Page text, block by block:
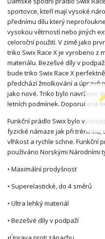
sportovce, kteří mají vysoké
přednímu dílu který
vysokou větrností nebo jiných
celoroční použití. V zimě jako
triko Swix Race X je vyrobeno z
materiálu. Bezešvé díly v
bude triko Swix Race X
předchází žmolkování a úpravě
jako nové. Triko bylo navrženo
letních podmínek. Doporučená
Funkční prádlo Swix bylo
fyzické námaze jak při
vlhkost a rychle schne. Funkční
používáno Norskými Národními
• Maximální prodyšnost
• Superelastické, do 4 směrů
• Ultra lehký materiál
• Bezešvé díly v podpaží